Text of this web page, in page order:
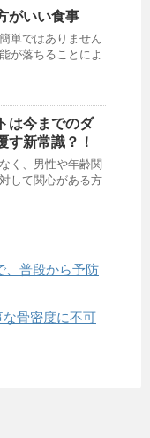
がいい食事
単ではありません
が落ちることによ
は今までのダ
す新常識？！
く、男性や年齢関
して関心がある方
、普段から予防
骨密度に不可